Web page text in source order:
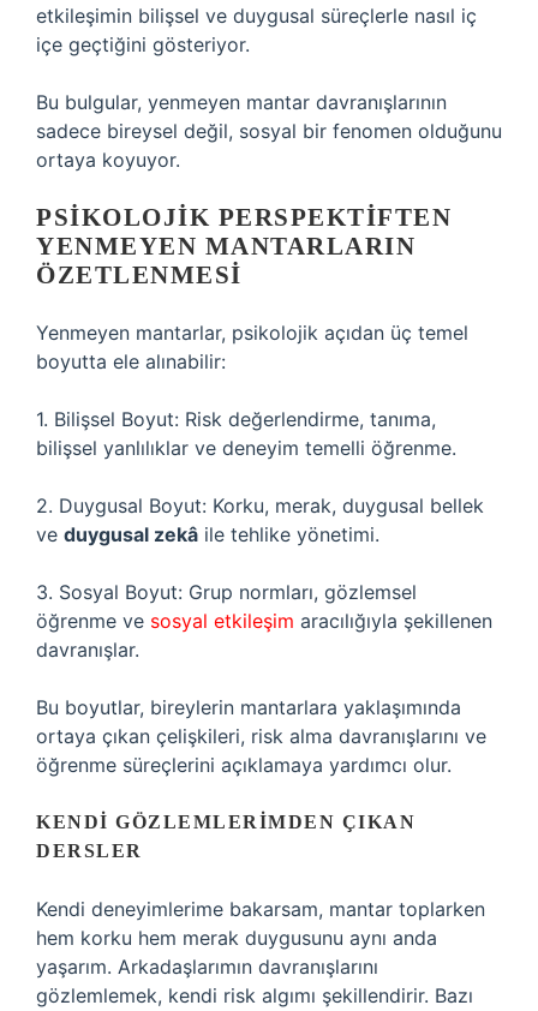
etkileşimin bilişsel ve duygusal süreçlerle nasıl iç
içe geçtiğini gösteriyor.
Bu bulgular, yenmeyen mantar davranışlarının
sadece bireysel değil, sosyal bir fenomen olduğunu
ortaya koyuyor.
PSIKOLOJIK PERSPEKTIFTEN
YENMEYEN MANTARLARIN
ÖZETLENMESI
Yenmeyen mantarlar, psikolojik açıdan üç temel
boyutta ele alınabilir:
1. Bilişsel Boyut: Risk değerlendirme, tanıma,
bilişsel yanlılıklar ve deneyim temelli öğrenme.
2. Duygusal Boyut: Korku, merak, duygusal bellek
ve duygusal zekâ ile tehlike yönetimi.
3. Sosyal Boyut: Grup normları, gözlemsel
öğrenme ve sosyal etkileşim aracılığıyla şekillenen
davranışlar.
Bu boyutlar, bireylerin mantarlara yaklaşımında
ortaya çıkan çelişkileri, risk alma davranışlarını ve
öğrenme süreçlerini açıklamaya yardımcı olur.
KENDI GÖZLEMLERIMDEN ÇIKAN
DERSLER
Kendi deneyimlerime bakarsam, mantar toplarken
hem korku hem merak duygusunu aynı anda
yaşarım. Arkadaşlarımın davranışlarını
gözlemlemek, kendi risk algımı şekillendirir. Bazı